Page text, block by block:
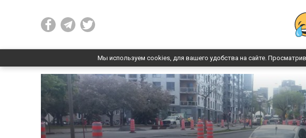
Мы используем cookies, для вашего удобства на сайте.